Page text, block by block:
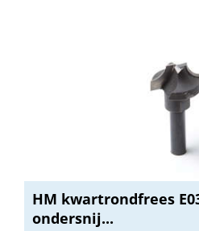
HM kwartrondfrees
ondersnij...